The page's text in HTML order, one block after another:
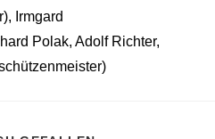
Irmgard
Polak, Adolf Richter,